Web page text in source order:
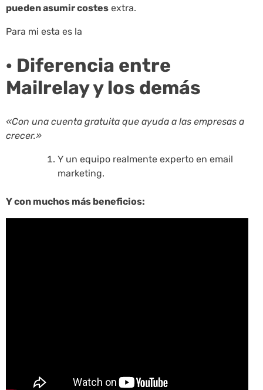
pueden asumir costes extra.
Para mi esta es la
· Diferencia entre
Mailrelay y los demás
«Con una cuenta gratuita que ayuda a las empresas a
crecer.»
Y un equipo realmente experto en email
marketing.
Y con muchos más beneficios: